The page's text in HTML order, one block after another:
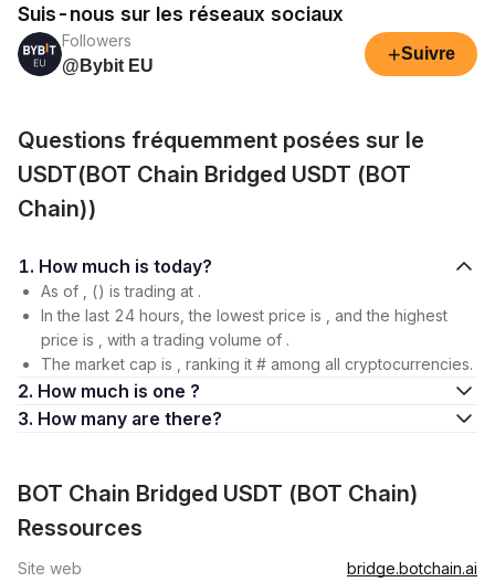
Suis-nous sur les réseaux sociaux
Followers
@Bybit EU
+Suivre
Questions fréquemment posées sur le
USDT(BOT Chain Bridged USDT (BOT
Chain))
1. How much is today?
As of , () is trading at .
In the last 24 hours, the lowest price is , and the highest
price is , with a trading volume of .
The market cap is , ranking it # among all cryptocurrencies.
2. How much is one ?
3. How many are there?
BOT Chain Bridged USDT (BOT Chain)
Ressources
Site web
bridge.botchain.ai